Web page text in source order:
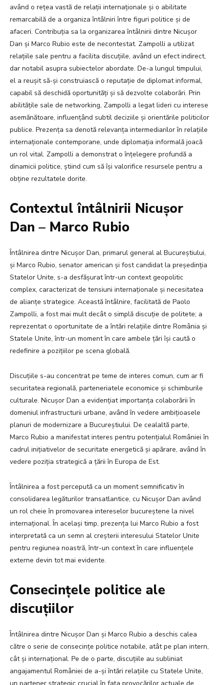
având o rețea vastă de relații internaționale și o abilitate
remarcabilă de a organiza întâlniri între figuri politice și de
afaceri. Contribuția sa la organizarea întâlnirii dintre Nicușor
Dan și Marco Rubio este de necontestat. Zampolli a utilizat
relațiile sale pentru a facilita discuțiile, având un efect indirect,
dar notabil asupra subiectelor abordate. De-a lungul timpului,
el a reușit să-și construiască o reputație de diplomat informal,
capabil să deschidă oportunități și să dezvolte colaborări. Prin
abilitățile sale de networking, Zampolli a legat lideri cu interese
asemănătoare, influențând subtil deciziile și orientările politicilor
publice. Prezența sa denotă relevanța intermediarilor în relațiile
internaționale contemporane, unde diplomația informală joacă
un rol vital. Zampolli a demonstrat o înțelegere profundă a
dinamicii politice, știind cum să își valorifice resursele pentru a
obține rezultatele dorite.
Contextul întâlnirii Nicușor
Dan – Marco Rubio
Întâlnirea dintre Nicușor Dan, primarul general al Bucureștiului,
și Marco Rubio, senator american și fost candidat la președinția
Statelor Unite, s-a desfășurat într-un context geopolitic
complex, caracterizat de tensiuni internaționale și necesitatea
de alianțe strategice. Această întâlnire, facilitată de Paolo
Zampolli, a fost mai mult decât o simplă discuție de politete; a
reprezentat o oportunitate de a întări relațiile dintre România și
Statele Unite, într-un moment în care ambele țări își caută o
redefinire a pozițiilor pe scena globală.
Discuțiile s-au concentrat pe teme de interes comun, cum ar fi
securitatea regională, parteneriatele economice și schimburile
culturale. Nicușor Dan a evidențiat importanța colaborării în
domeniul infrastructurii urbane, având în vedere ambițioasele
planuri de modernizare a Bucureștiului. De cealaltă parte,
Marco Rubio a manifestat interes pentru potențialul României în
cadrul inițiativelor de securitate energetică și apărare, având în
vedere poziția strategică a țării în Europa de Est.
Întâlnirea a fost percepută ca un moment semnificativ în
consolidarea legăturilor transatlantice, cu Nicușor Dan având
un rol cheie în promovarea intereselor bucureștene la nivel
internațional. În același timp, prezența lui Marco Rubio a fost
interpretată ca un semn al creșterii interesului Statelor Unite
pentru regiunea noastră, într-un context în care influențele
externe devin tot mai evidente.
Consecințele politice ale
discuțiilor
Întâlnirea dintre Nicușor Dan și Marco Rubio a deschis calea
către o serie de consecințe politice notabile, atât pe plan intern,
cât și internațional. Pe de o parte, discuțiile au subliniat
angajamentul României de a-și întări relațiile cu Statele Unite,